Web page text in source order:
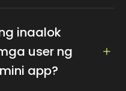
ng pag-integrate
kabilang
ang user-friendly
inaalok
user ng
app?